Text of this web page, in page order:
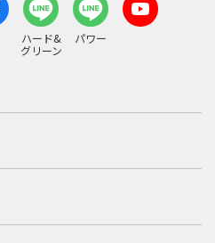
ハード&
グリーン
パワー